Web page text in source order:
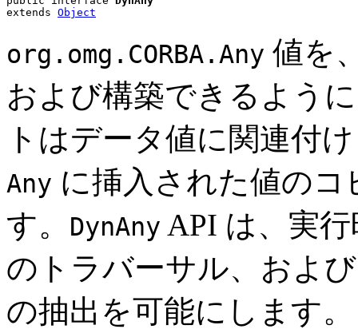
extends Object
org.omg.CORBA.Any 値を
および構築できるよう
トはデータ値に関連付
Any に挿入された値の
す。
DynAny API は、実
のトラバーサル、およ
の抽出を可能にします。